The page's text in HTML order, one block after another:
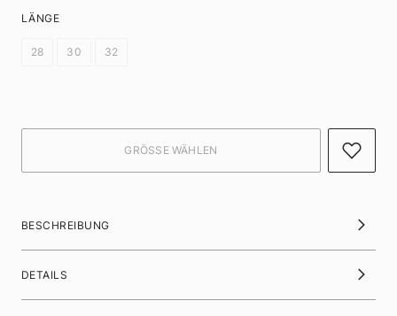
LÄNGE
28 30 32
BESCHREIBUNG
DETAILS